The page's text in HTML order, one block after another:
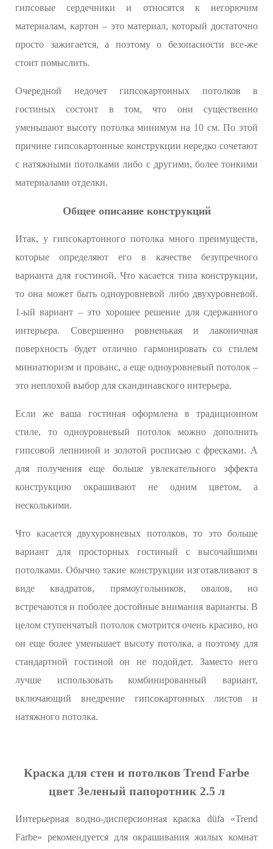
гипсовые сердечники и относятся к негорючим
материалам, картон – это материал, который достаточно
просто зажигается, а поэтому о безопасности все-же
стоит помыслить.
Очередной недочет гипсокартонных потолков в
гостиных состоит в том, что они существенно
уменьшают высоту потолка минимум на 10 см. По этой
причине гипсокартонные конструкции нередко сочетают
с натяжными потолками либо с другими, более тонкими
материалами отделки.
Общее описание конструкций
Итак, у гипсокартонного потолка много преимуществ,
которые определяют его в качестве безупречного
варианта для гостиной. Что касается типа конструкции,
то она может быть одноуровневой либо двухуровневой.
1-ый вариант – это хорошее решение для сдержанного
интерьера. Совершенно ровненькая и лаконичная
поверхность будет отлично гармонировать со стилем
миниатюризм и прованс, а еще одноуровневый потолок –
это неплохой выбор для скандинавского интерьера.
Если же ваша гостиная оформлена в традиционном
стиле, то одноуровневый потолок можно дополнить
гипсовой лепниной и золотой росписью с фресками. А
для получения еще больше увлекательного эффекта
конструкцию окрашивают не одним цветом, а
несколькими.
Что касается двухуровневых потолков, то это больше
вариант для просторных гостиный с высочайшими
потолками. Обычно такие конструкции изготавливают в
виде квадратов, прямоугольников, овалов, но
встречаются и поболее достойные внимания варианты. В
целом ступенчатый потолок смотрится очень красиво, но
он еще более уменьшает высоту потолка, а поэтому для
стандартной гостиной он не подойдет. Заместо него
лучше использовать комбинированный вариант,
включающий внедрение гипсокартонных листов и
натяжного потолка.
Краска для стен и потолков Trend Farbe
цвет Зеленый папоротник 2.5 л
Интерьерная водно-дисперсионная краска düfa «Trend
Farbe» рекомендуется для окрашивания жилых комнат